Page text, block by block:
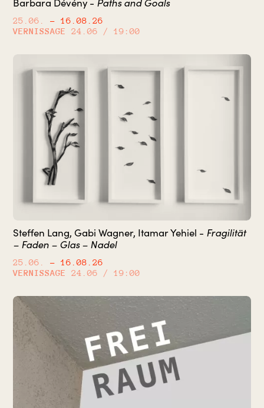
25.06.
– 16.08.26
VERNISSAGE
24.06 / 19:00
Steffen Lang, Gabi Wagner, Itamar Yehiel - Fragilität
– Faden – Glas – Nadel
25.06.
– 16.08.26
VERNISSAGE
24.06 / 19:00